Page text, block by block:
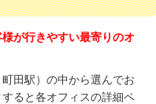
が行きやすい最寄りのオ
田駅）の中から選んでお
ると各オフィスの詳細ペ